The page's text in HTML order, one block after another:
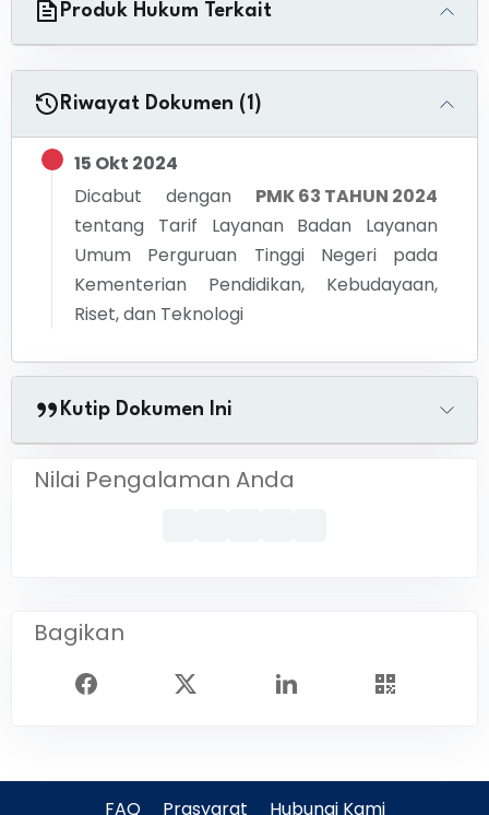
Produk Hukum Terkait
Riwayat Dokumen (1)
15 Okt 2024
Dicabut dengan
PMK 63 TAHUN 2024
tentang Tarif Layanan Badan Layanan
Umum Perguruan Tinggi Negeri pada
Kementerian Pendidikan, Kebudayaan,
Riset, dan Teknologi
Kutip Dokumen Ini
Nilai Pengalaman Anda
Bagikan
FAQ Prasyarat Hubungi Kami